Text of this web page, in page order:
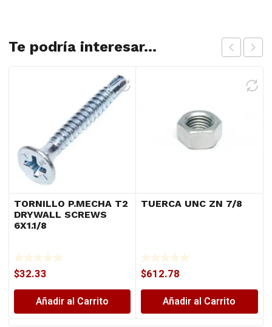
Te podría interesar...
TORNILLO P.MECHA T2
DRYWALL SCREWS
6X1.1/8
$32.33
Añadir al Carrito
TUERCA UNC ZN 7/8
$612.78
Añadir al Carrito